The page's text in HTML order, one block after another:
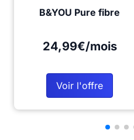
B&YOU Pure fibre
24,99€/mois
Voir l'offre